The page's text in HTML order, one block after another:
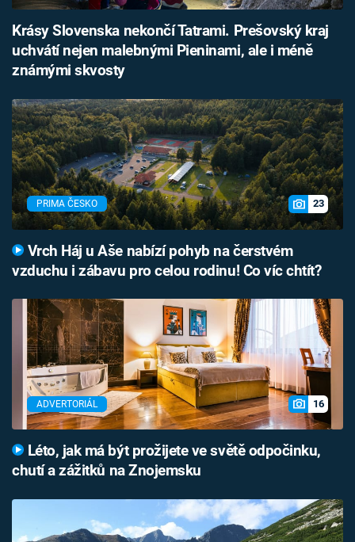
Krásy Slovenska nekončí Tatrami. Prešovský kraj
uchvátí nejen malebnými Pieninami, ale i méně
známými skvosty
PRIMA ČESKO 23
Vrch Háj u Aše nabízí pohyb na čerstvém
vzduchu i zábavu pro celou rodinu! Co víc chtít?
ADVERTORIÁL 16
Léto, jak má být prožijete ve světě odpočinku,
chutí a zážitků na Znojemsku